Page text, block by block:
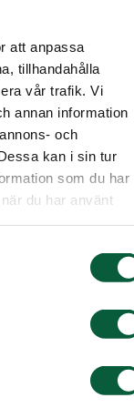
att anpassa
tillhandahålla
vår trafik. Vi
annan information
och
kan i sin tur
som du har
du har använt
och